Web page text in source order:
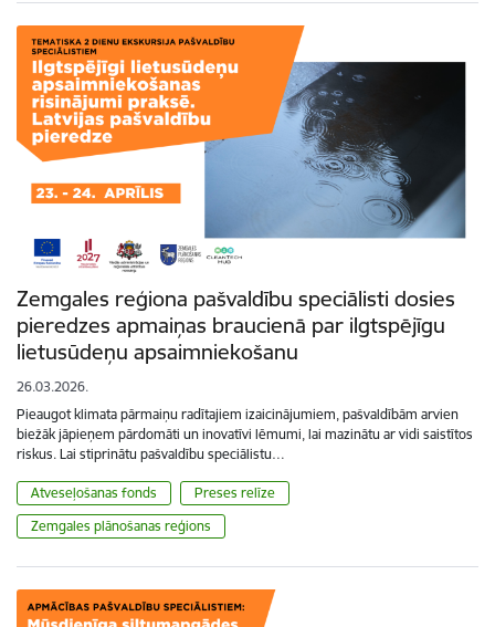
Zemgales reģiona pašvaldību speciālisti dosies
pieredzes apmaiņas braucienā par ilgtspējīgu
lietusūdeņu apsaimniekošanu
26.03.2026.
Pieaugot klimata pārmaiņu radītajiem izaicinājumiem, pašvaldībām arvien
biežāk jāpieņem pārdomāti un inovatīvi lēmumi, lai mazinātu ar vidi saistītos
riskus. Lai stiprinātu pašvaldību speciālistu…
Atveseļošanas fonds
Preses relīze
Zemgales plānošanas reģions